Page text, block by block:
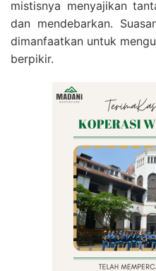
mistisnya menyajikan
dan mendebarkan.
dimanfaatkan untuk
berpikir.